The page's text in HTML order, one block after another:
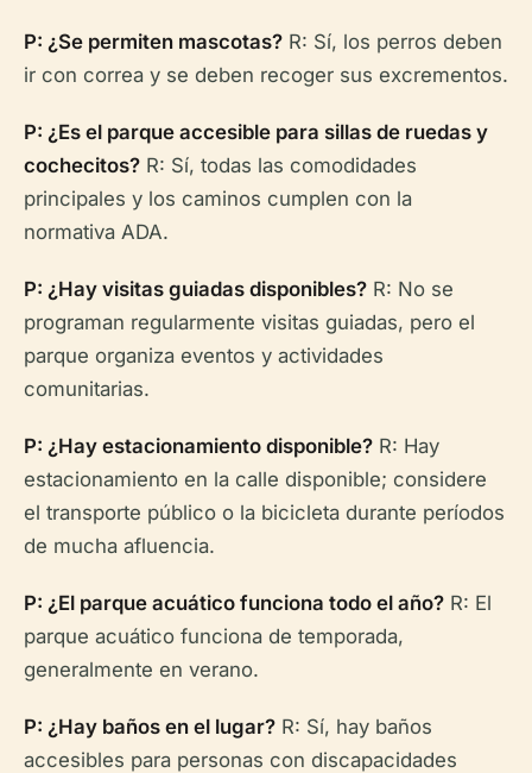
P: ¿Se permiten mascotas? R: Sí, los perros deben
ir con correa y se deben recoger sus excrementos.
P: ¿Es el parque accesible para sillas de ruedas y
cochecitos? R: Sí, todas las comodidades
principales y los caminos cumplen con la
normativa ADA.
P: ¿Hay visitas guiadas disponibles? R: No se
programan regularmente visitas guiadas, pero el
parque organiza eventos y actividades
comunitarias.
P: ¿Hay estacionamiento disponible? R: Hay
estacionamiento en la calle disponible; considere
el transporte público o la bicicleta durante períodos
de mucha afluencia.
P: ¿El parque acuático funciona todo el año? R: El
parque acuático funciona de temporada,
generalmente en verano.
P: ¿Hay baños en el lugar? R: Sí, hay baños
accesibles para personas con discapacidades